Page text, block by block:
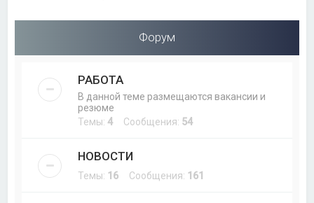
Форум
РАБОТА
В данной теме размещаются вакансии и
резюме
Темы:4 Сообщения: 54
НОВОСТИ
Темы: 16 Сообщения: 161